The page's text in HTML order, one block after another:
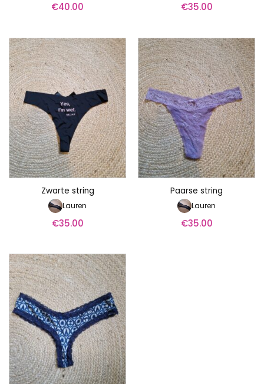
€40.00 €35.00
Zwarte string
Lauren
€35.00
Paarse string
Lauren
€35.00